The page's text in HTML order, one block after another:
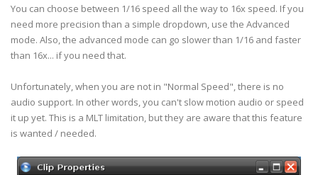
You can choose between 1/16 speed all the way to 16x speed. If you
need more precision than a simple dropdown, use the Advanced
mode. Also, the advanced mode can go slower than 1/16 and faster
than 16x... if you need that.
Unfortunately, when you are not in "Normal Speed", there is no
audio support. In other words, you can't slow motion audio or speed
it up yet. This is a MLT limitation, but they are aware that this feature
is wanted / needed.